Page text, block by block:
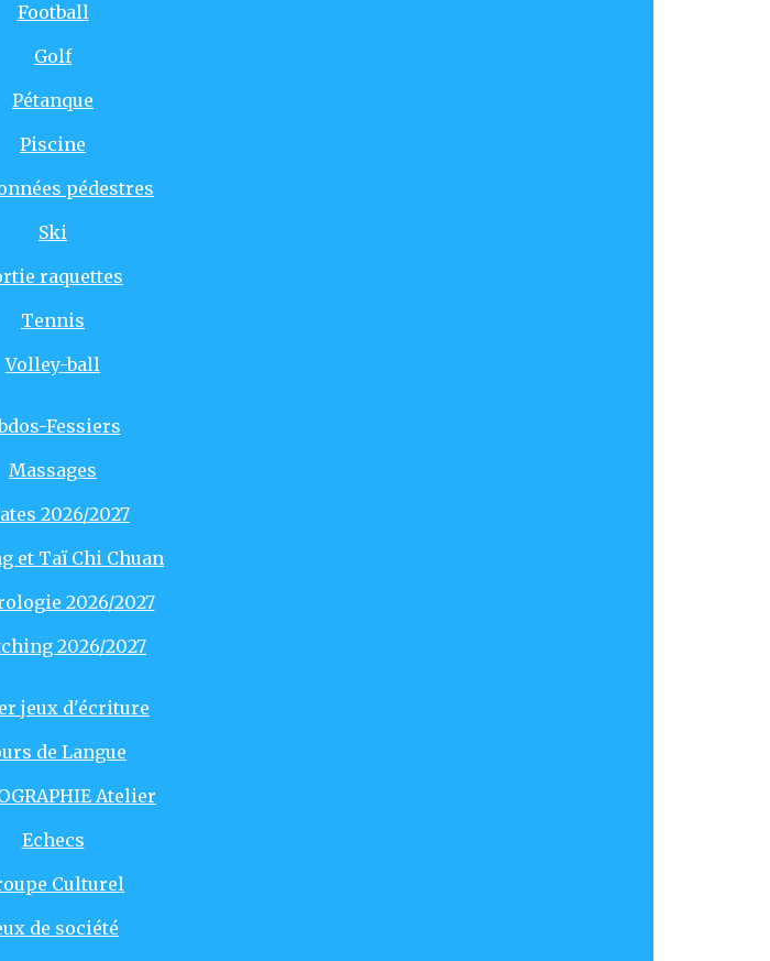
Football
Golf
Pétanque
Piscine
pédestres
Ski
raquettes
Tennis
Volley-ball
Fessiers
Massages
2026/2027
et Taï Chi Chuan
2026/2027
2026/2027
jeux d'écriture
de Langue
Atelier
Echecs
Culturel
de société